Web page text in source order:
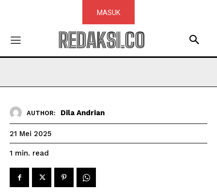
MASUK
REDAKSI.CO
AUTHOR: Dila Andrian
21 Mei 2025
1 min. read